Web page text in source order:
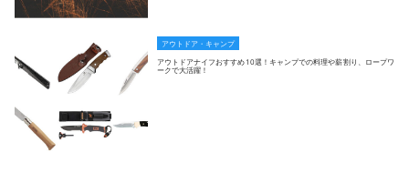
アウトドア・キャンプ
アウトドアナイフおすすめ10選！キャンプでの料理や薪割り、ロープワ
ークで大活躍！